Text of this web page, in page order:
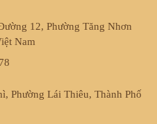
12, Phường Tăng Nhơn
Nam
Phường Lái Thiêu, Thành Phố